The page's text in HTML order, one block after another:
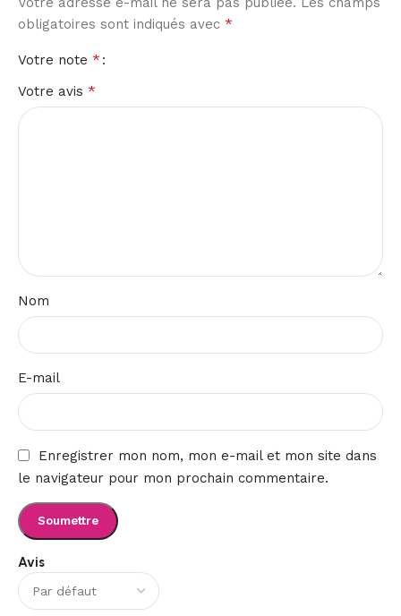
Avis
obligatoires sont indiqués avec *
Votre note *
Votre avis *
Nom
E-mail
Enregistrer mon nom, mon e-mail et mon site dans
le navigateur pour mon prochain commentaire.